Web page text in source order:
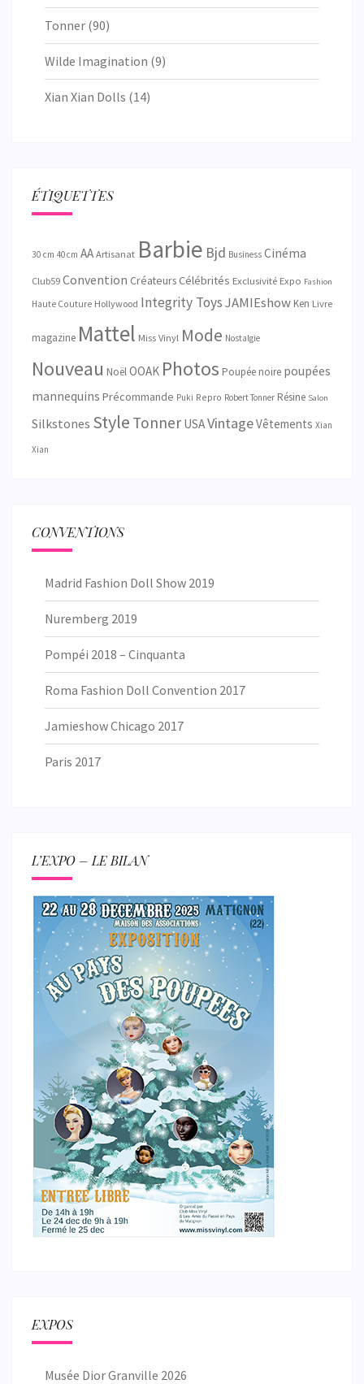
Tonner (90)
Wilde Imagination (9)
Xian Xian Dolls (14)
ÉTIQUETTES
30 cm 40 cm AA Artisanat Barbie Bjd Business Cinéma
Club59 Convention CréateursCélébrités Exclusivité Expo Fashion
Haute Couture Hollywood Integrity ToysJAMIEshow Ken Livre
magazine Mattel Miss Vinyl Mode Nostalgie
Nouveau NoëlOOAK Photos Poupée noire poupées
mannequins Précommande Puki Repro Robert Tonner Résine Salon
Silkstones Style Tonner USAVintageVêtements Xian
Xian
CONVENTIONS
Madrid Fashion Doll Show 2019
Nuremberg 2019
Pompéi 2018 – Cinquanta
Roma Fashion Doll Convention 2017
Jamieshow Chicago 2017
Paris 2017
L’EXPO – LE BILAN
EXPOS
Musée Dior Granville 2026